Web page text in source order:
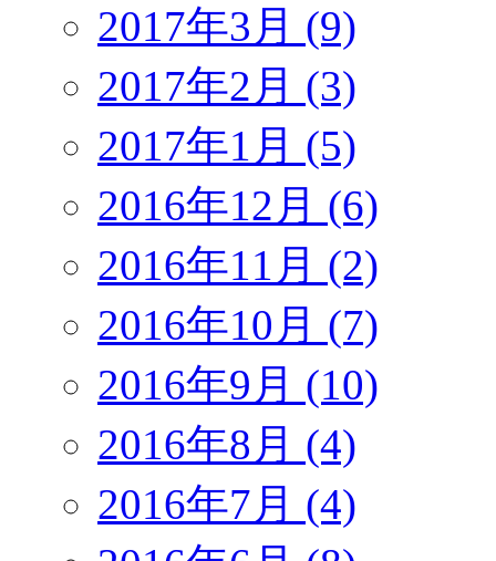
2017年3月 (9)
2017年2月 (3)
2017年1月 (5)
2016年12月 (6)
2016年11月 (2)
2016年10月 (7)
2016年9月 (10)
2016年8月 (4)
2016年7月 (4)